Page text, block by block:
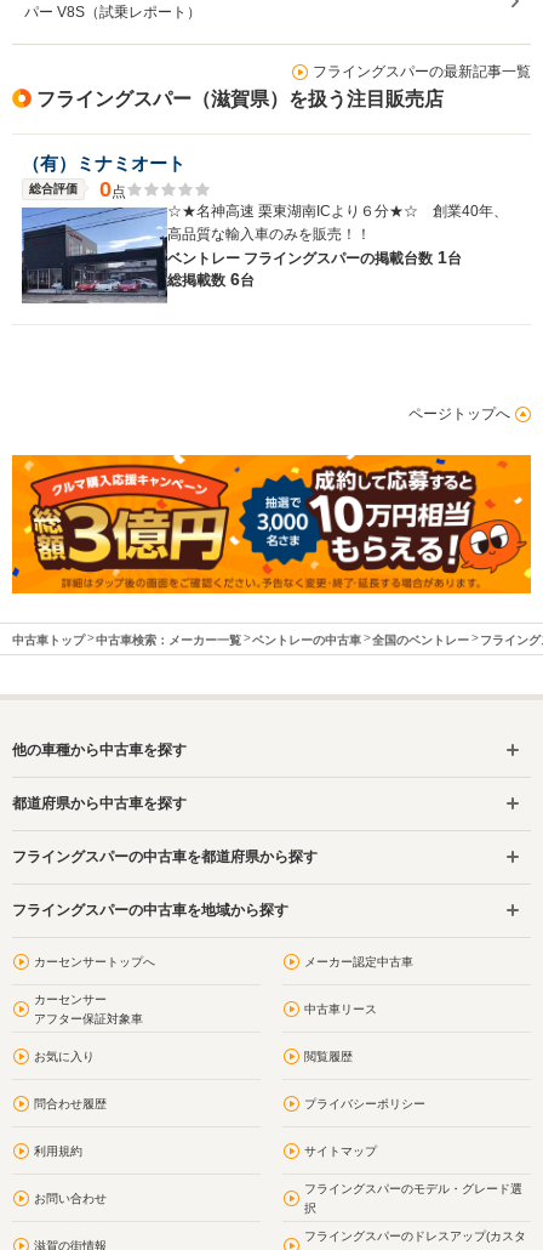
パー V8S（試乗レポート）
フライングスパーの最新記事一覧
フライングスパー（滋賀県）を扱う注目販売店
（有）ミナミオート
総合評価 0点
☆★名神高速 栗東湖南ICより６分★☆ 創業40年、
高品質な輸入車のみを販売！！
ベントレー フライングスパーの掲載台数 1台
総掲載数 6台
ページトップへ
中古車トップ 中古車検索：メーカー一覧 ベントレーの中古車 全国のベントレー フライン
他の車種から中古車を探す
都道府県から中古車を探す
フライングスパーの中古車を都道府県から探す
フライングスパーの中古車を地域から探す
カーセンサートップへ メーカー認定中古車
カーセンサー
アフター保証対象車
中古車リース
お気に入り 閲覧履歴
問合わせ履歴 プライバシーポリシー
利用規約 サイトマップ
お問い合わせ
フライングスパーのモデル・グレード選
択
滋賀の街情報
フライングスパーのドレスアップ(カスタ